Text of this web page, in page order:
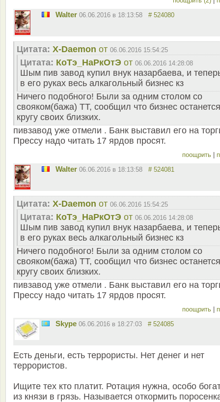
Walter 06.06.2016 в 18:13:58 # 524080
Цитата: X-Daemon от 06.06.2016 15:54:25
Цитата: КоТэ_НаРкОтЭ от 06.06.2016 14:28:08
Шым пив завод купил внук назарбаева, и
в его руках весь алкагольный бизнес кз
Ничего подобного! Были за одним столом со
свояком(бажа) ТТ, сообщил что бизнес
кругу своих близких.
пивзавод уже отмели . Банк выставил его на
Прессу надо читать 17 ярдов просят.
поощрить
Walter 06.06.2016 в 18:13:58 # 524081
Цитата: X-Daemon от 06.06.2016 15:54:25
Цитата: КоТэ_НаРкОтЭ от 06.06.2016 14:28:08
Шым пив завод купил внук назарбаева, и
в его руках весь алкагольный бизнес кз
Ничего подобного! Были за одним столом со
свояком(бажа) ТТ, сообщил что бизнес
кругу своих близких.
пивзавод уже отмели . Банк выставил его на
Прессу надо читать 17 ярдов просят.
поощрить
Skype 06.06.2016 в 18:27:03 # 524085
Есть деньги, есть террористы. Нет денег и нет
террористов.
Ищите тех кто платит. Ротация нужна, особо
из князи в грязь. Называется откормить